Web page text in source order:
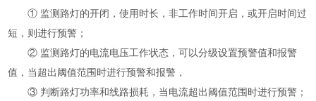
① 监测路灯的开闭，使用时长，非工作时间开启，或开启时间过
短，则进行预警；
② 监测路灯的电流电压工作状态，可以分级设置预警值和报警
值，当超出阈值范围时进行预警和报警，
③ 判断路灯功率和线路损耗，当电流超出阈值范围时进行预警；